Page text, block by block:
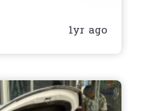
1yr ago